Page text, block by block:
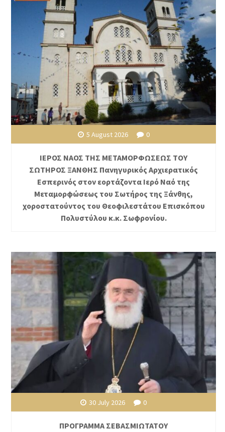
5 August 2026 0
ΙΕΡΟΣ ΝΑΟΣ ΤΗΣ ΜΕΤΑΜΟΡΦΩΣΕΩΣ ΤΟΥ
ΣΩΤΗΡΟΣ ΞΑΝΘΗΣ Πανηγυρικός Αρχιερατικός
Εσπερινός στον εορτάζοντα Ιερό Ναό της
Μεταμορφώσεως του Σωτήρος της Ξάνθης,
χοροστατούντος του Θεοφιλεστάτου Επισκόπου
Πολυστύλου κ.κ. Σωφρονίου.
30 July 2026 0
ΠΡΟΓΡΑΜΜΑ ΣΕΒΑΣΜΙΩΤΑΤΟΥ